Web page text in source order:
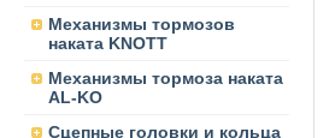
Механизмы тормозов
наката KNOTT
Механизмы тормоза наката
AL-KO
Сцепные головки и кольца